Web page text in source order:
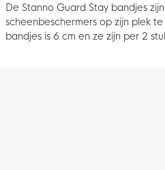
De Stanno Guard Stay bandjes
scheenbeschermers op zijn plek
bandjes is 6 cm en ze zijn per 2